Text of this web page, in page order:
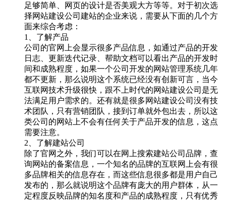
足够简单、网页的设计是否美观大方等等。对于初次选
择网站建设公司建站的企业来说，需要从下面的几个方
面来综合考虑：
1、了解产品
公司的官网上会显示很多产品信息，如通过产品的开发
日志、更新迭代记录、帮助文档可以看出产品的开发时
间和成熟程度，如果一个公司开发的网站管理系统几年
都不更新，那么说明这个系统已经没有创新可言，当今
互联网技术升级很快，跟不上时代的网站建设公司是无
法满足用户需求的。还有就是很多网站建设公司没有技
术团队，只有营销团队，接到订单就外包出去，所以这
类公司的网站上不会有任何关于产品开发的信息，这点
需要注意。
2、了解建站公司
除了官网之外，我们可以在网上搜索建站公司品牌，查
询网站的备案信息，一个知名的品牌的互联网上会有很
多品牌相关的信息存在，而这些信息很多都是用户自己
发布的，那么就说明这个品牌有庞大的用户群体，从一
定程度反映品牌的知名度和产品的成熟程度，只有优秀